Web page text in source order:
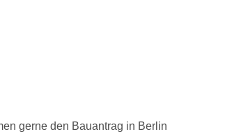
gerne den Bauantrag in Berlin